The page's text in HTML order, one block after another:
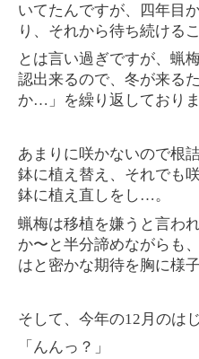
いてたんですが、四年目
り、それから待ち続ける
とは言い過ぎですが、蝋
認出来るので、冬が来る
か…」を繰り返しておりま
あまりに咲かないので根
鉢に植え替え、それでも
鉢に植え直しをし…。
蝋梅は移植を嫌うと言わ
か〜と半分諦めながらも
はと密かな期待を胸に様
そして、今年の12月のは
「んんっ？」